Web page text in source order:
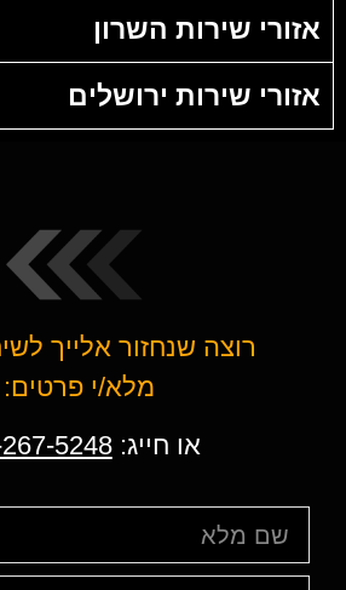
אזורי שירות השרון
אזורי שירות ירושלים
רוצה שנחזור אלייך
מלא/י פרטים:
או חייג:5248